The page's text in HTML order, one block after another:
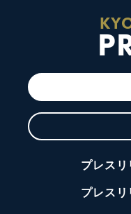
プレスリ
プレスリ